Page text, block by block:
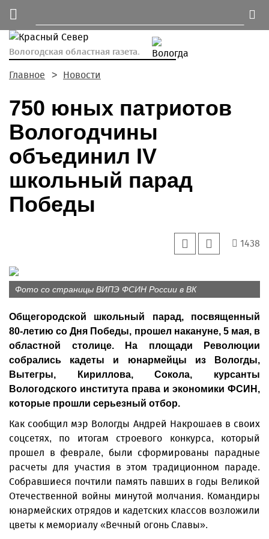
Вологодская областная газета.
Главное Новости
750 юных патриотов
Вологодчины
объединил IV
школьный парад
Победы
1438
Фото со страницы ВИПЭ ФСИН России в ВК
Общегородской школьный парад, посвященный
80-летию со Дня Победы, прошел накануне, 5 мая, в
областной столице. На площади Революции
собрались кадеты и юнармейцы из Вологды,
Вытегры, Кириллова, Сокола, курсанты
Вологодского института права и экономики ФСИН,
которые прошли серьезный отбор.
Как сообщил мэр Вологды Андрей Накрошаев в своих
соцсетях, по итогам строевого конкурса, который
прошел в феврале, были сформированы парадные
расчеты для участия в этом традиционном параде.
Собравшиеся почтили память павших в годы Великой
Отечественной войны минутой молчания. Командиры
юнармейских отрядов и кадетских классов возложили
цветы к мемориалу «Вечный огонь Славы».